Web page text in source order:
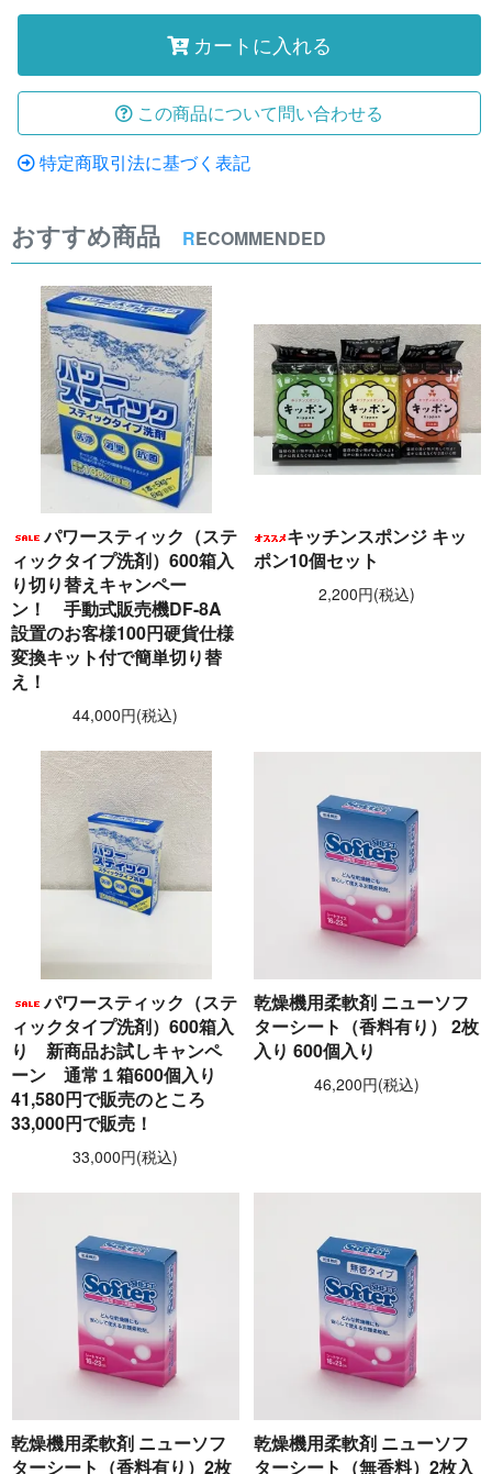
カートに入れる
この商品について問い合わせる
特定商取引法に基づく表記
おすすめ商品 RECOMMENDED
パワースティック（ステ
ィックタイプ洗剤）600箱入
り切り替えキャンペー
ン！ 手動式販売機DF-8A
設置のお客様100円硬貨仕様
変換キット付で簡単切り替
え！
44,000円(税込)
キッチンスポンジ キッ
ポン10個セット
2,200円(税込)
パワースティック（ステ
ィックタイプ洗剤）600箱入
り 新商品お試しキャンペ
ーン 通常１箱600個入り
41,580円で販売のところ
33,000円で販売！
33,000円(税込)
乾燥機用柔軟剤 ニューソフ
ターシート（香料有り） 2枚
入り 600個入り
46,200円(税込)
乾燥機用柔軟剤 ニューソフ
ターシート（香料有り）2枚
乾燥機用柔軟剤 ニューソフ
ターシート（無香料）2枚入